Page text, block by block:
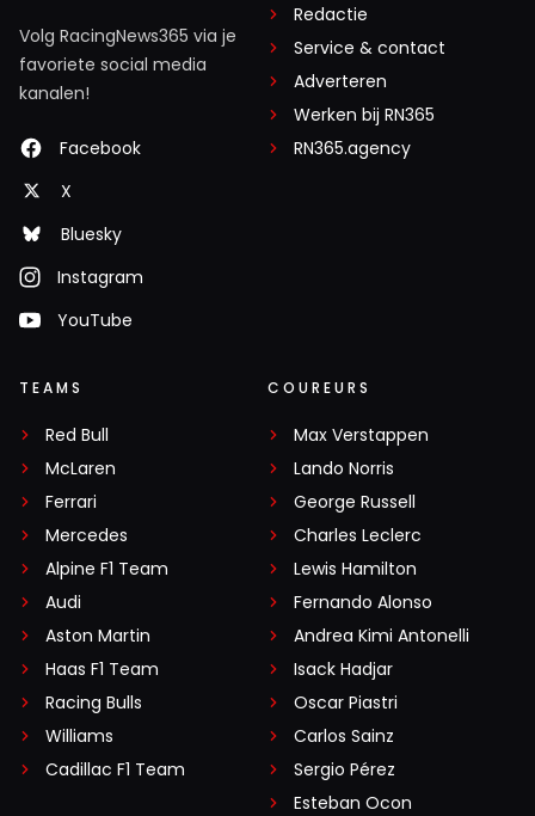
Volg RacingNews365 via je
favoriete social media
kanalen!
Facebook
X
Bluesky
Instagram
YouTube
Redactie
Service & contact
Adverteren
Werken bij RN365
RN365.agency
TEAMS
Red Bull
McLaren
Ferrari
Mercedes
Alpine F1 Team
Audi
Aston Martin
Haas F1 Team
Racing Bulls
Williams
Cadillac F1 Team
COUREURS
Max Verstappen
Lando Norris
George Russell
Charles Leclerc
Lewis Hamilton
Fernando Alonso
Andrea Kimi Antonelli
Isack Hadjar
Oscar Piastri
Carlos Sainz
Sergio Pérez
Esteban Ocon